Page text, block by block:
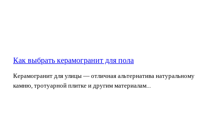
Как выбрать керамогранит для пола
Керамогранит для улицы — отличная альтернатива натуральному
камню, тротуарной плитке и другим материалам...